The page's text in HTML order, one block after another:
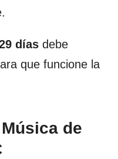
días debe
que funcione la
de